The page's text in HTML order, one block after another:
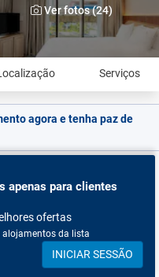
Ver fotos (24)
Serviços
agora e tenha paz de
apenas para clientes
ofertas
alojamentos da lista
INICIAR SESSÃO